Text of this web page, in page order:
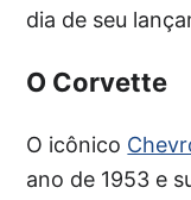
dia de seu
O Corvette
O icônico
ano de 1953 e